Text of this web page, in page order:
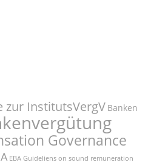
zur InstitutsVergV Banken
Governance
EBA Guideliens on sound remuneration